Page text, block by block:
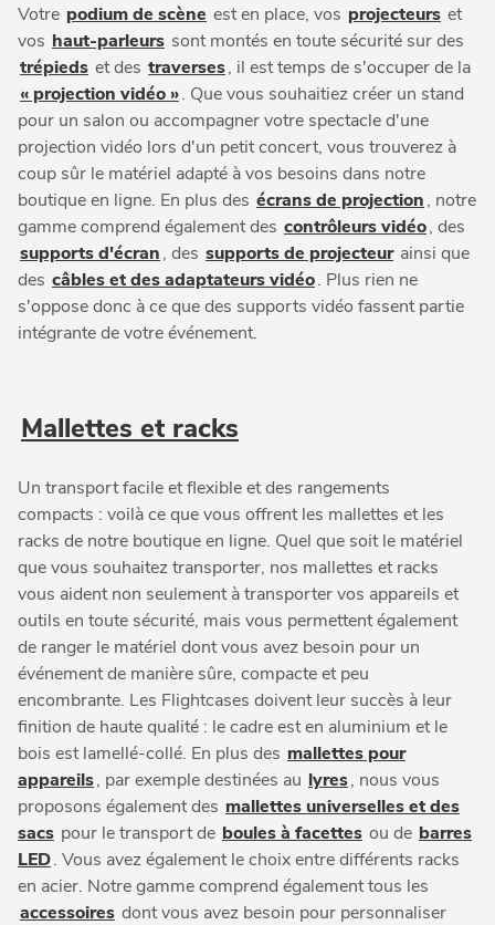
Votre podium de scène est en place, vos projecteurs et
vos haut-parleurs sont montés en toute sécurité sur des
trépieds et des traverses, il est temps de s'occuper de la
« projection vidéo ». Que vous souhaitiez créer un stand
pour un salon ou accompagner votre spectacle d'une
projection vidéo lors d'un petit concert, vous trouverez à
coup sûr le matériel adapté à vos besoins dans notre
boutique en ligne. En plus des écrans de projection, notre
gamme comprend également des contrôleurs vidéo, des
supports d'écran, des supports de projecteur ainsi que
des câbles et des adaptateurs vidéo. Plus rien ne
s'oppose donc à ce que des supports vidéo fassent partie
intégrante de votre événement.
Mallettes et racks
Un transport facile et flexible et des rangements
compacts : voilà ce que vous offrent les mallettes et les
racks de notre boutique en ligne. Quel que soit le matériel
que vous souhaitez transporter, nos mallettes et racks
vous aident non seulement à transporter vos appareils et
outils en toute sécurité, mais vous permettent également
de ranger le matériel dont vous avez besoin pour un
événement de manière sûre, compacte et peu
encombrante. Les Flightcases doivent leur succès à leur
finition de haute qualité : le cadre est en aluminium et le
bois est lamellé-collé. En plus des mallettes pour
appareils, par exemple destinées au lyres, nous vous
proposons également des mallettes universelles et des
sacs pour le transport de boules à facettes ou de barres
LED. Vous avez également le choix entre différents racks
en acier. Notre gamme comprend également tous les
accessoires dont vous avez besoin pour personnaliser